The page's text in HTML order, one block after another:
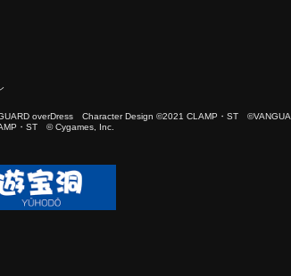
overDress Character Design ©2021 CLAMP・ST
・ST © Cygames, Inc.